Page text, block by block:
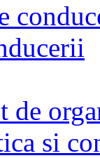
de
si